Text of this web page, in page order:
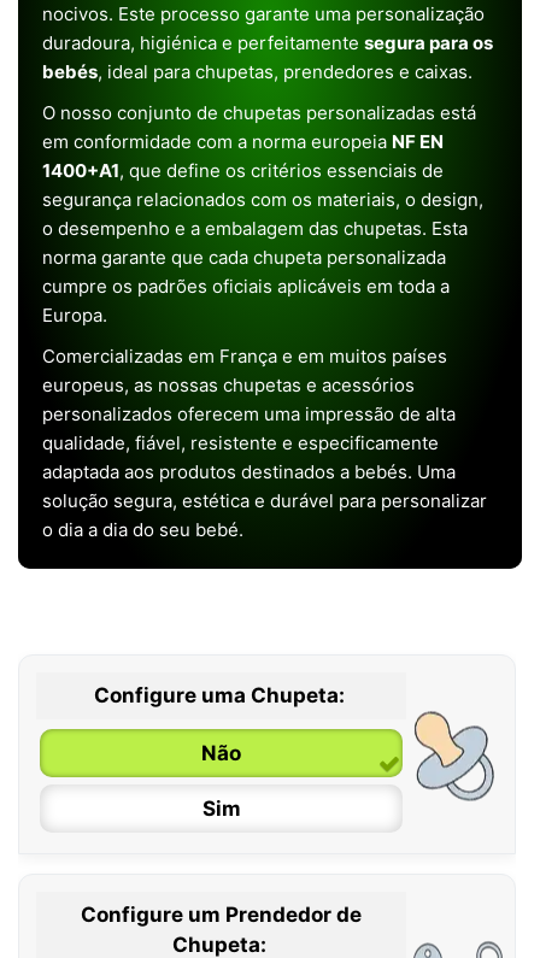
nocivos. Este processo garante uma personalização
duradoura, higiénica e perfeitamente segura para os
bebés, ideal para chupetas, prendedores e caixas.
O nosso conjunto de chupetas personalizadas está
em conformidade com a norma europeia NF EN
1400+A1, que define os critérios essenciais de
segurança relacionados com os materiais, o design,
o desempenho e a embalagem das chupetas. Esta
norma garante que cada chupeta personalizada
cumpre os padrões oficiais aplicáveis em toda a
Europa.
Comercializadas em França e em muitos países
europeus, as nossas chupetas e acessórios
personalizados oferecem uma impressão de alta
qualidade, fiável, resistente e especificamente
adaptada aos produtos destinados a bebés. Uma
solução segura, estética e durável para personalizar
o dia a dia do seu bebé.
Configure uma Chupeta:
Não
Sim
0 / 6 meses
Configure um Prendedor de
Chupeta: